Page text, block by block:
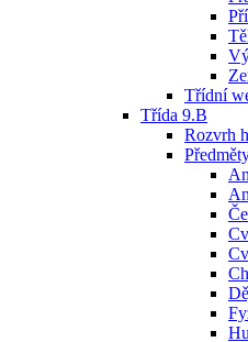
Třídní
Třída 9.B
Rozvrh